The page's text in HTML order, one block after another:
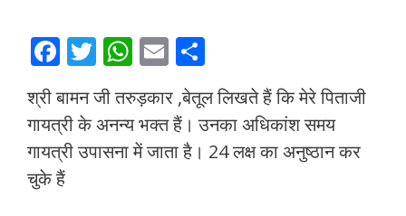
F
e
b
o
o
T
w
itt
er
W
at
s
A
E
m
ai
l
h
ar
e
श्री बामन जी तरुड़कार ,बेतूल लिखते हैं कि मेरे पिताजी
गायत्री के अनन्य भक्त हैं। उनका अधिकांश समय
गायत्री उपासना में जाता है। 24 लक्ष का अनुष्ठान कर
चुके हैं